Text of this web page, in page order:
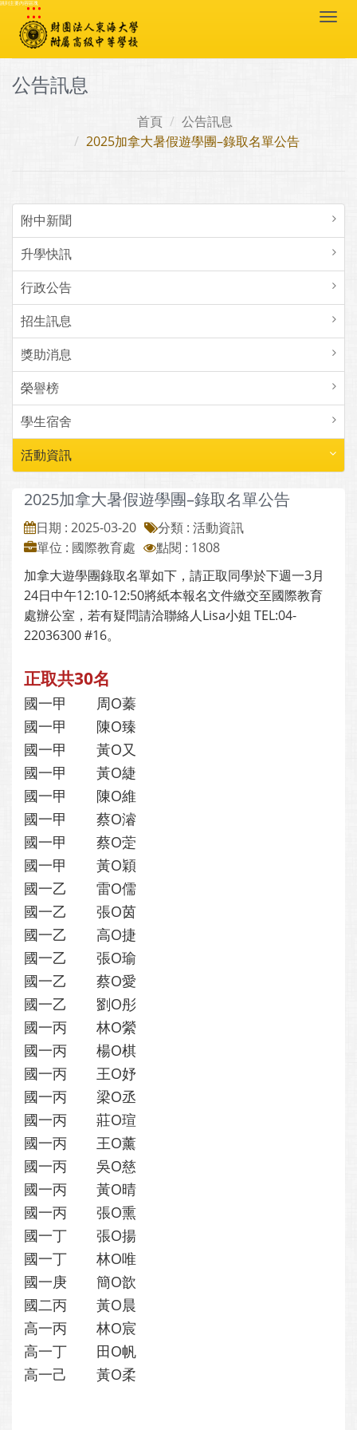
跳到主要內容區塊
:::
公告訊息
首頁
公告訊息
2025加拿大暑假遊學團–錄取名單公告
附中新聞
升學快訊
行政公告
招生訊息
獎助消息
榮譽榜
學生宿舍
活動資訊
2025加拿大暑假遊學團–錄取名單公告
日期 : 2025-03-20
分類 : 活動資訊
單位 : 國際教育處
點閱 : 1808
加拿大遊學團錄取名單如下，請正取同學於下週一3月
24日中午12:10-12:50將紙本報名文件繳交至國際教育
處辦公室，若有疑問請洽聯絡人Lisa小姐 TEL:04-
22036300 #16。
正取共30名
國一甲
周O蓁
國一甲
陳O臻
國一甲
黃O又
國一甲
黃O緁
國一甲
陳O維
國一甲
蔡O濬
國一甲
蔡O萣
國一甲
黃O穎
國一乙
雷O儒
國一乙
張O茵
國一乙
高O捷
國一乙
張O瑜
國一乙
蔡O愛
國一乙
劉O彤
國一丙
林O縈
國一丙
楊O棋
國一丙
王O妤
國一丙
梁O丞
國一丙
莊O瑄
國一丙
王O薰
國一丙
吳O慈
國一丙
黃O晴
國一丙
張O熏
國一丁
張O揚
國一丁
林O唯
國一庚
簡O歆
國二丙
黃O晨
高一丙
林O宸
高一丁
田O帆
高一己
黃O柔